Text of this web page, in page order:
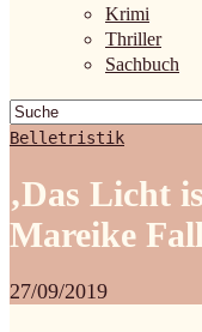
Krimi
Thriller
Sachbuch
Belletristik
‚Das Licht
Mareike
27/09/2019